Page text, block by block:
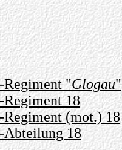
"Glogau"
18
(mot.) 18
18